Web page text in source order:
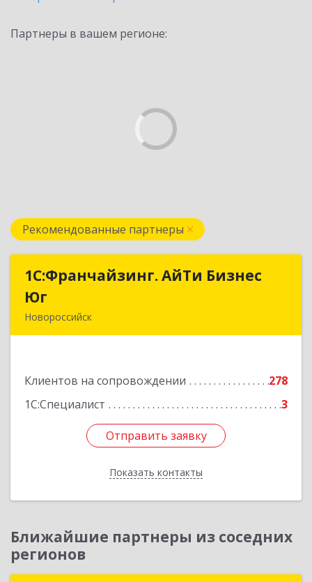
Партнеры в вашем регионе:
Рекомендованные партнеры
1С:Франчайзинг. АйТи Бизнес
Юг
Новороссийск
Клиентов на сопровождении
278
1С:Специалист
3
Отправить заявку
Показать контакты
1С:Франчайзинг. АйТи Бизнес
Подробнее
Отправить заявку
Назад
Ближайшие партнеры из соседних
регионов